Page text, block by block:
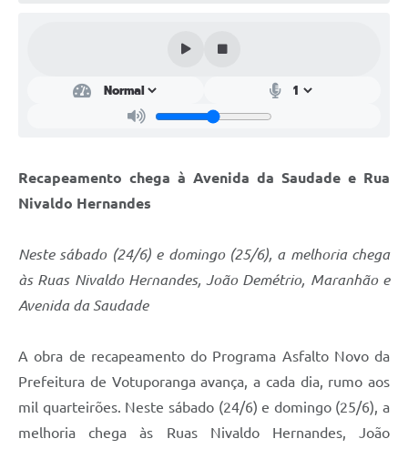
Audiências Públicas
Links
Telefones Úteis
Agenda
Contato
Recapeamento chega à Avenida da Saudade e Rua
Nivaldo Hernandes
Neste sábado (24/6) e domingo (25/6), a melhoria chega
às Ruas Nivaldo Hernandes, João Demétrio, Maranhão e
Avenida da Saudade
A obra de recapeamento do Programa Asfalto Novo da
Prefeitura de Votuporanga avança, a cada dia, rumo aos
mil quarteirões. Neste sábado (24/6) e domingo (25/6), a
melhoria chega às Ruas Nivaldo Hernandes, João